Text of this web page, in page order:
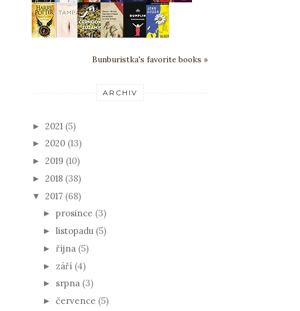
Bunburistka's favorite books »
ARCHIV
► 2021 (5)
► 2020 (13)
► 2019 (10)
► 2018 (38)
▼ 2017 (68)
► prosince (3)
► listopadu (5)
► října (5)
► září (4)
► srpna (3)
► července (5)